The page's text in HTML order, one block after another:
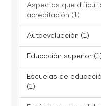
Aspectos que
acreditación (1)
Autoevaluación (1)
Educación superior
Escuelas de
(1)